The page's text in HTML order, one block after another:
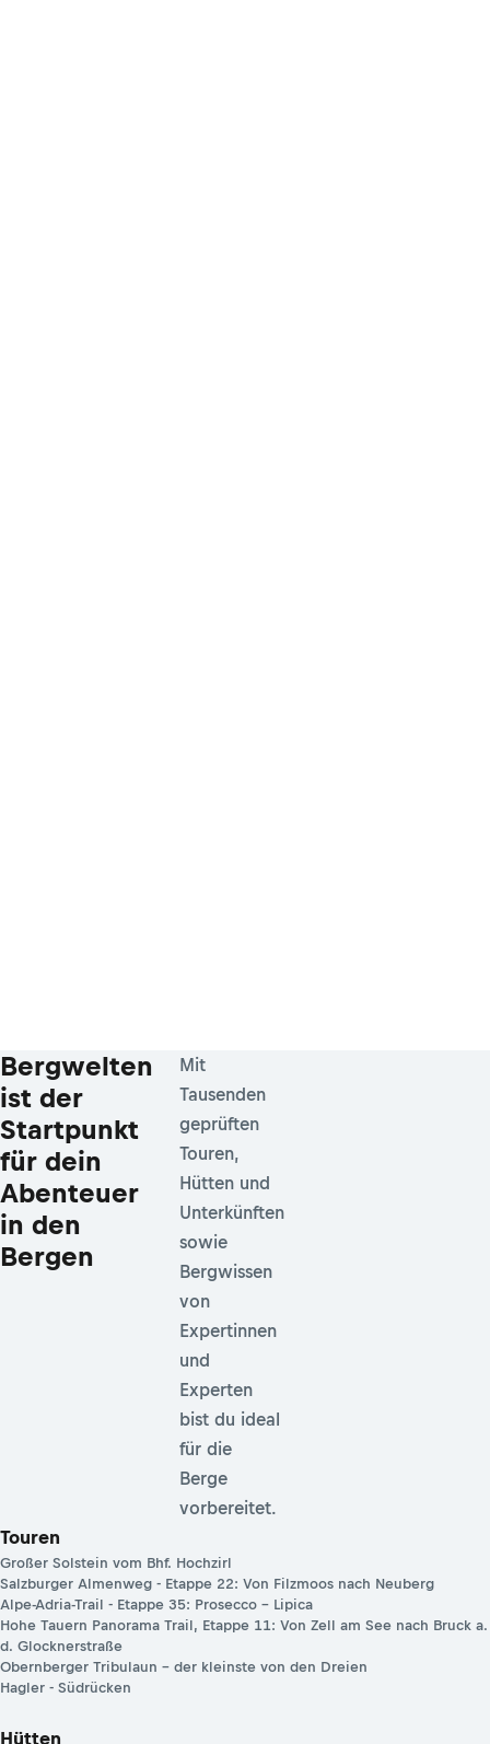
Bergwelten
ist der
Startpunkt
für dein
Abenteuer
in den
Bergen
Mit
Tausenden
geprüften
Touren,
Hütten und
Unterkünften
sowie
Bergwissen
von
Expertinnen
und
Experten
bist du ideal
für die
Berge
vorbereitet.
Touren
Großer Solstein vom Bhf. Hochzirl
Salzburger Almenweg - Etappe 22: Von Filzmoos nach Neuberg
Alpe-Adria-Trail - Etappe 35: Prosecco – Lipica
Hohe Tauern Panorama Trail, Etappe 11: Von Zell am See nach Bruck a.
d. Glocknerstraße
Obernberger Tribulaun – der kleinste von den Dreien
Hagler - Südrücken
Hütten